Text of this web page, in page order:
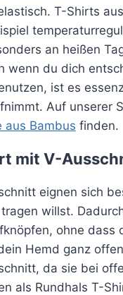
T-Shirts
an heißen
wenn du dich
ist es
Auf unserer
aus Bambus finden.
mit V-
eignen sich
willst.
ohne
Hemd ganz
da sie bei
als Rundhals T-